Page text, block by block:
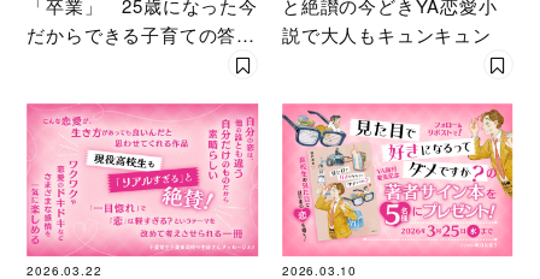
「卒業」 25歳になった今
だからできる子育ての答え
と絶讃の今どきYA恋愛小
説で大人もキュンキュン
2026.03.22 2026.03.10